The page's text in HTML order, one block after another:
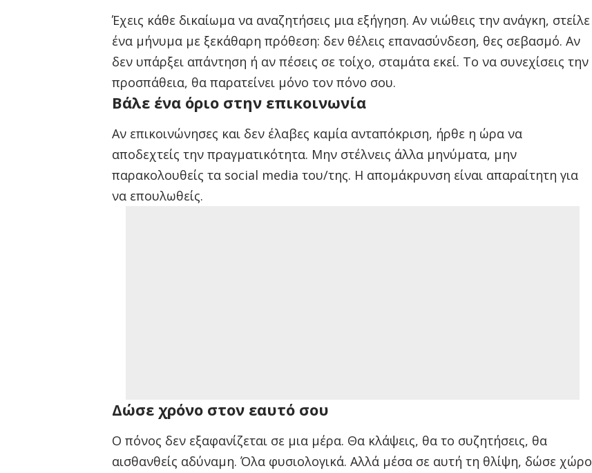
Έχεις κάθε δικαίωμα να αναζητήσεις μια εξήγηση. Αν νιώθεις την ανάγκη, στείλε
ένα μήνυμα με ξεκάθαρη πρόθεση: δεν θέλεις επανασύνδεση, θες σεβασμό. Αν
δεν υπάρξει απάντηση ή αν πέσεις σε τοίχο, σταμάτα εκεί. Το να συνεχίσεις την
προσπάθεια, θα παρατείνει μόνο τον πόνο σου.
Βάλε ένα όριο στην επικοινωνία
Αν επικοινώνησες και δεν έλαβες καμία ανταπόκριση, ήρθε η ώρα να
αποδεχτείς την πραγματικότητα. Μην στέλνεις άλλα μηνύματα, μην
παρακολουθείς τα social media του/της. Η απομάκρυνση είναι απαραίτητη για
να επουλωθείς.
Δώσε χρόνο στον εαυτό σου
Ο πόνος δεν εξαφανίζεται σε μια μέρα. Θα κλάψεις, θα το συζητήσεις, θα
αισθανθείς αδύναμη. Όλα φυσιολογικά. Αλλά μέσα σε αυτή τη θλίψη, δώσε χώρο